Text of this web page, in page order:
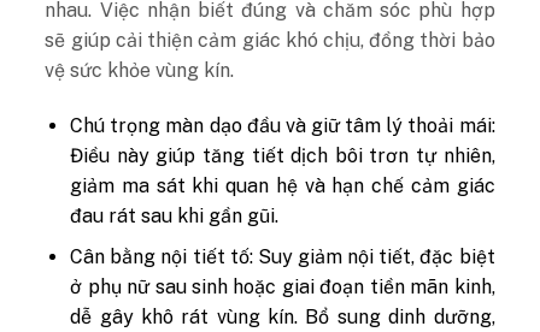
nhau. Việc nhận biết đúng và chăm sóc phù hợp
sẽ giúp cải thiện cảm giác khó chịu, đồng thời bảo
vệ sức khỏe vùng kín.
Chú trọng màn dạo đầu và giữ tâm lý thoải mái:
Điều này giúp tăng tiết dịch bôi trơn tự nhiên,
giảm ma sát khi quan hệ và hạn chế cảm giác
đau rát sau khi gần gũi.
Cân bằng nội tiết tố: Suy giảm nội tiết, đặc biệt
ở phụ nữ sau sinh hoặc giai đoạn tiền mãn kinh,
dễ gây khô rát vùng kín. Bổ sung dinh dưỡng,